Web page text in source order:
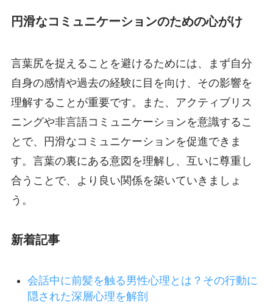
円滑なコミュニケーションのための心がけ
言葉尻を捉えることを避けるためには、まず自分
自身の感情や過去の経験に目を向け、その影響を
理解することが重要です。また、アクティブリス
ニングや非言語コミュニケーションを意識するこ
とで、円滑なコミュニケーションを促進できま
す。言葉の裏にある意図を理解し、互いに尊重し
合うことで、より良い関係を築いていきましょ
う。
新着記事
会話中に前髪を触る男性心理とは？その行動に
隠された深層心理を解剖